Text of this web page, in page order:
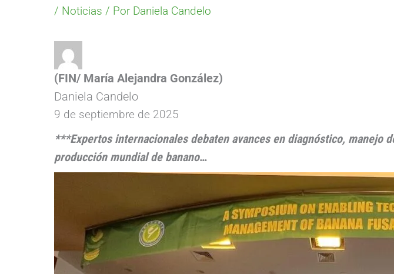
/ Noticias / Por Daniela Candelo
(FIN/ María Alejandra González)
Daniela Candelo
9 de septiembre de 2025
***Expertos internacionales debaten avances en diagnóstico,
producción mundial de banano…